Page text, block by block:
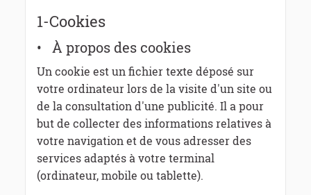
1-Cookies
• À propos des cookies
Un cookie est un fichier texte déposé sur
votre ordinateur lors de la visite d'un site ou
de la consultation d'une publicité. Il a pour
but de collecter des informations relatives à
votre navigation et de vous adresser des
services adaptés à votre terminal
(ordinateur, mobile ou tablette).